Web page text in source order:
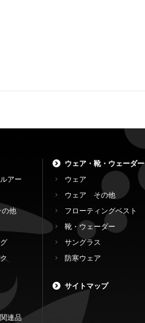
アー
の他
連品
ウェア・靴・ウェーダー
ウェア
ウェア その他
フローティングベスト
靴・ウェーダー
サングラス
防寒ウェア
サイトマップ